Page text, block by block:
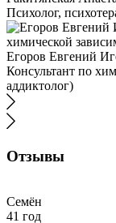
Психолог,
Егоров Евгений
Консультант по
аддиктолог)
Отзывы
Семён
41 год